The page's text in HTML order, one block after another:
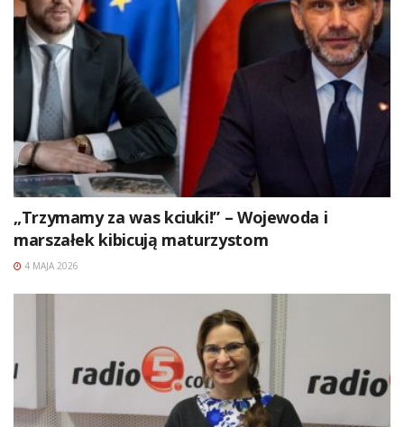
„Trzymamy za was kciuki!” – Wojewoda i
marszałek kibicują maturzystom
4 MAJA 2026